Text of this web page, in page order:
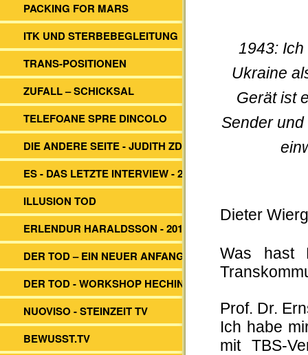
PACKING FOR MARS
ITK UND STERBEBEGLEITUNG
TRANS-POSITIONEN
ZUFALL – SCHICKSAL
TELEFOANE SPRE DINCOLO
DIE ANDERE SEITE - JUDITH ZDESAR
ES - DAS LETZTE INTERVIEW - 2014
ILLUSION TOD
ERLENDUR HARALDSSON - 2017
DER TOD – EIN NEUER ANFANG?
DER TOD - WORKSHOP HECHINGEN
NUOVISO - STEINZEIT TV
BEWUSST.TV
1943:
Ukraine
Gerät ist
Sender
Dieter
Was hast
Prof. Dr.
Ich habe
mit TBS-